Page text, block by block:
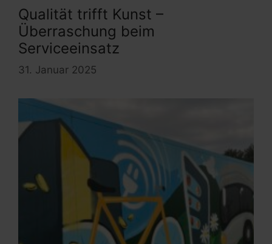
Qualität trifft Kunst –
Überraschung beim
Serviceeinsatz
31. Januar 2025